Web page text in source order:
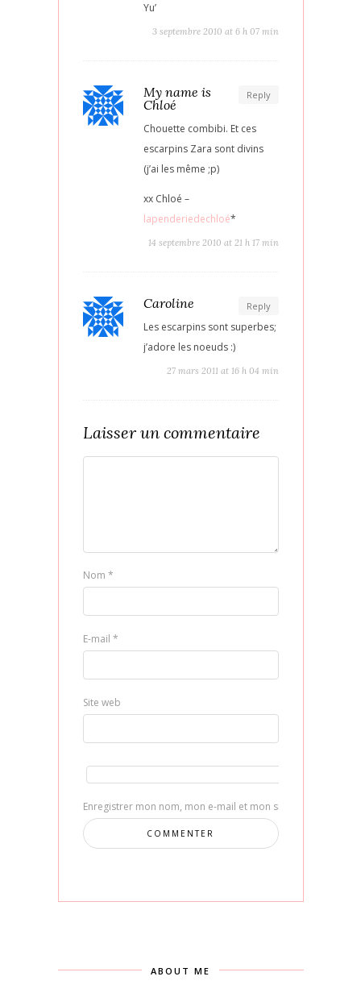
Yu’
3 septembre 2010 at 6 h 07 min
Reply
My name is
Chloé
Chouette combibi. Et ces
escarpins Zara sont divins
(j’ai les même ;p)
xx Chloé –
lapenderiedechloé*
14 septembre 2010 at 21 h 17 min
Reply
Caroline
Les escarpins sont superbes;
j’adore les noeuds :)
27 mars 2011 at 16 h 04 min
Laisser un commentaire
Nom *
E-mail *
Site web
Enregistrer mon nom, mon e-mail et mon site dans le
ABOUT ME